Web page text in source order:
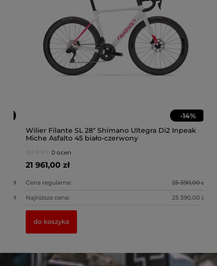
14%
Wilier Filante SL 28" Shimano Ultegra Di2 Inpeak
Miche Asfalto 45 biało-czerwony
0 ocen
21 961,00 zł
Cena regularna: 25 390,00 zł
Najniższa cena: 25 390,00 zł
do koszyka